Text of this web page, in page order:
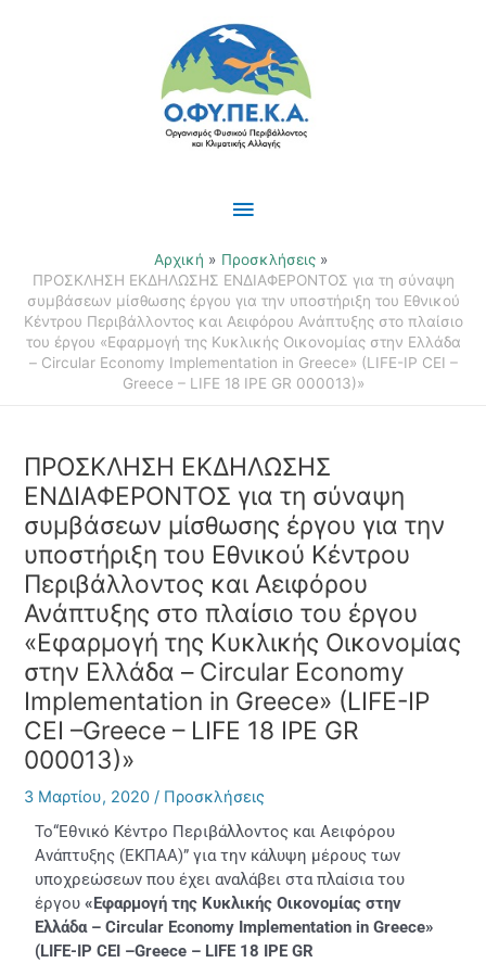
Κύριο
Μενού
Αρχική
Προσκλήσεις
ΠΡΟΣΚΛΗΣΗ ΕΚΔΗΛΩΣΗΣ ΕΝΔΙΑΦΕΡΟΝΤΟΣ για τη σύναψη
συμβάσεων μίσθωσης έργου για την υποστήριξη του Εθνικού
Κέντρου Περιβάλλοντος και Αειφόρου Ανάπτυξης στο πλαίσιο
του έργου «Εφαρμογή της Κυκλικής Οικονομίας στην Ελλάδα
– Circular Economy Implementation in Greece» (LIFE-IP CEI –
Greece – LIFE 18 IPE GR 000013)»
ΠΡΟΣΚΛΗΣΗ ΕΚΔΗΛΩΣΗΣ
ΕΝΔΙΑΦΕΡΟΝΤΟΣ για τη σύναψη
συμβάσεων μίσθωσης έργου για την
υποστήριξη του Εθνικού Κέντρου
Περιβάλλοντος και Αειφόρου
Ανάπτυξης στο πλαίσιο του έργου
«Εφαρμογή της Κυκλικής Οικονομίας
στην Ελλάδα – Circular Economy
Implementation in Greece» (LIFE-IP
CEI –Greece – LIFE 18 IPE GR
000013)»
3 Μαρτίου, 2020/ Προσκλήσεις
Το“Εθνικό Κέντρο Περιβάλλοντος και Αειφόρου
Ανάπτυξης (ΕΚΠΑΑ)” για την κάλυψη μέρους των
υποχρεώσεων που έχει αναλάβει στα πλαίσια του
έργου«Εφαρμογή της Κυκλικής Οικονομίας στην
Ελλάδα – Circular Economy Implementation in Greece»
(LIFE-IP CEI –Greece – LIFE 18 IPE GR